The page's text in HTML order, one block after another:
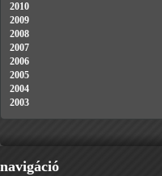
2010
2009
2008
2007
2006
2005
2004
2003
navigáció